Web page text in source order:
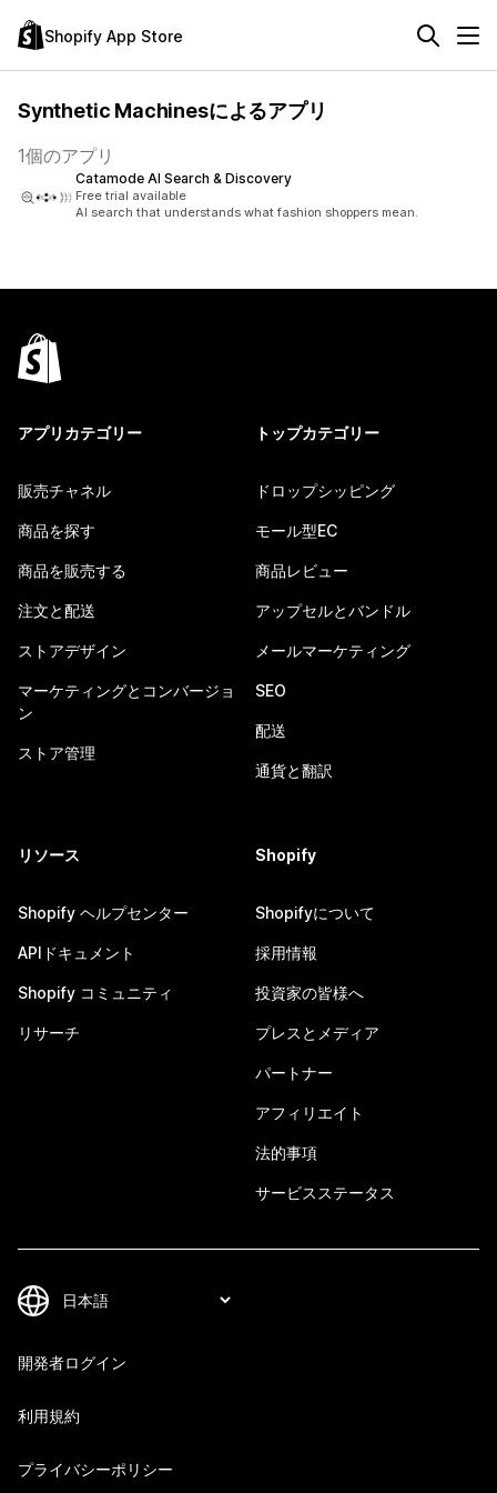
Shopify App Store
Synthetic Machinesによるアプリ
1個のアプリ
Catamode AI Search & Discovery
Free trial available
AI search that understands what fashion shoppers mean.
アプリカテゴリー
販売チャネル
商品を探す
商品を販売する
注文と配送
ストアデザイン
マーケティングとコンバージョ
ン
ストア管理
トップカテゴリー
ドロップシッピング
モール型EC
商品レビュー
アップセルとバンドル
メールマーケティング
SEO
配送
通貨と翻訳
リソース
Shopify ヘルプセンター
APIドキュメント
Shopify コミュニティ
リサーチ
Shopify
Shopifyについて
採用情報
投資家の皆様へ
プレスとメディア
パートナー
アフィリエイト
法的事項
サービスステータス
開発者ログイン
利用規約
プライバシーポリシー